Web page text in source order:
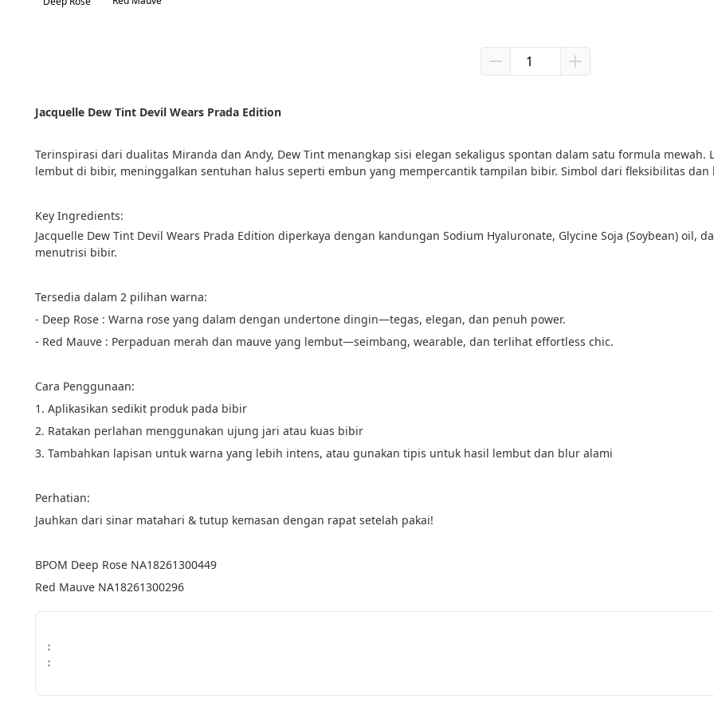
Jacquelle Dew Tint Devil Wears Prada Edition
Terinspirasi dari dualitas Miranda dan Andy, Dew Tint menangkap sisi elegan sekaligus spontan dalam satu formula
lembut di bibir, meninggalkan sentuhan halus seperti embun yang mempercantik tampilan bibir. Simbol dari fleksibilitas
Key Ingredients:
Jacquelle Dew Tint Devil Wears Prada Edition diperkaya dengan kandungan Sodium Hyaluronate, Glycine Soja (Soybean)
menutrisi bibir.
Tersedia dalam 2 pilihan warna:
- Deep Rose : Warna rose yang dalam dengan undertone dingin—tegas, elegan, dan penuh power.
- Red Mauve : Perpaduan merah dan mauve yang lembut—seimbang, wearable, dan terlihat effortless chic.
Cara Penggunaan:
1. Aplikasikan sedikit produk pada bibir
2. Ratakan perlahan menggunakan ujung jari atau kuas bibir
3. Tambahkan lapisan untuk warna yang lebih intens, atau gunakan tipis untuk hasil lembut dan blur alami
Perhatian:
Jauhkan dari sinar matahari & tutup kemasan dengan rapat setelah pakai!
BPOM Deep Rose NA18261300449
Red Mauve NA18261300296
:
: